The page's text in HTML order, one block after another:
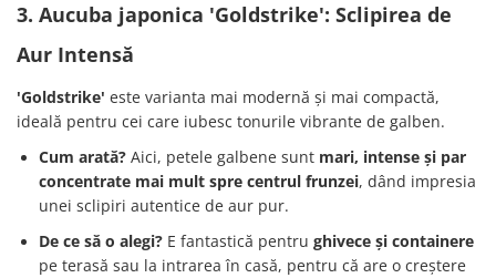
3. Aucuba japonica 'Goldstrike': Sclipirea de
Aur Intensă
'Goldstrike' este varianta mai modernă și mai compactă,
ideală pentru cei care iubesc tonurile vibrante de galben.
Cum arată? Aici, petele galbene sunt mari, intense și par
concentrate mai mult spre centrul frunzei, dând impresia
unei sclipiri autentice de aur pur.
De ce să o alegi? E fantastică pentru ghivece și containere
pe terasă sau la intrarea în casă, pentru că are o creștere